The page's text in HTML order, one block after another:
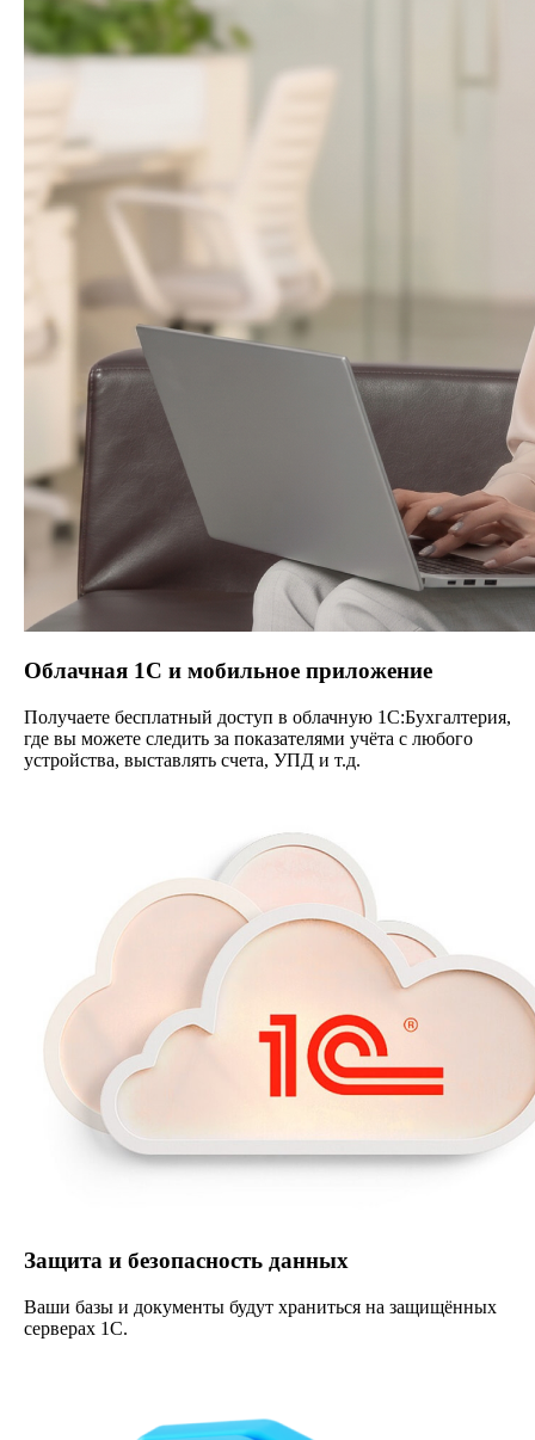
Облачная 1С и мобильное приложение
Получаете бесплатный доступ в облачную 1С:Бухгалтерия,
где вы можете следить за показателями учёта с любого
устройства, выставлять счета, УПД и т.д.
Защита и безопасность данных
Ваши базы и документы будут храниться на защищённых
серверах 1С.